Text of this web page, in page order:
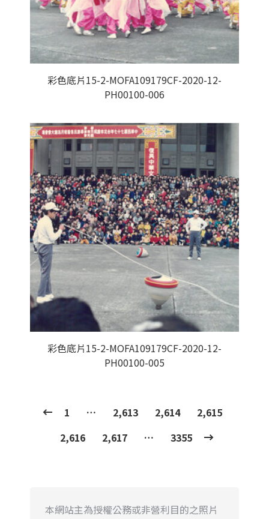
彩色底片15-2-MOFA109179CF-2020-12-
PH00100-006
彩色底片15-2-MOFA109179CF-2020-12-
PH00100-005
1 … 2,613 2,614
2,615
2,616
2,617 … 3355
本網站主為授權公務或非營利目的之照片